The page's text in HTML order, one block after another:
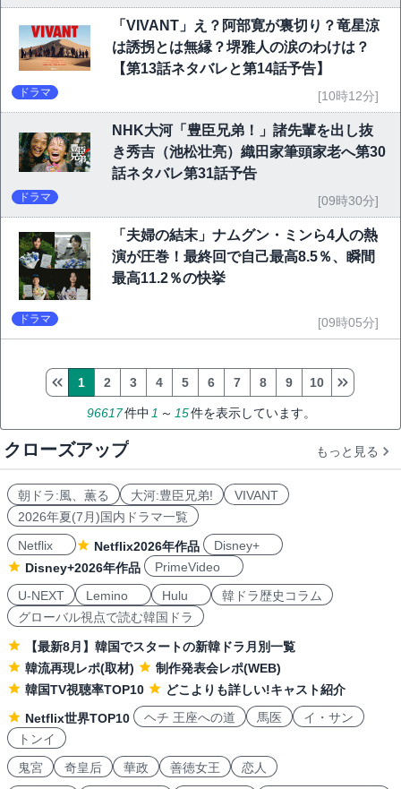
「VIVANT」え？阿部寛が裏切り？竜星涼
は誘拐とは無縁？堺雅人の涙のわけは？
【第13話ネタバレと第14話予告】
ドラマ [10時12分]
NHK大河「豊臣兄弟！」諸先輩を出し抜
き秀吉（池松壮亮）織田家筆頭家老へ第30
話ネタバレ第31話予告
ドラマ [09時30分]
「夫婦の結末」ナムグン・ミンら4人の熱
演が圧巻！最終回で自己最高8.5％、瞬間
最高11.2％の快挙
ドラマ [09時05分]
96617件中1 ～ 15件を表示しています。
1 2 3 4 5 6 7 8 9 10
クローズアップ もっと見る
朝ドラ:風、薫る 大河:豊臣兄弟!
VIVANT
2026年夏(7月)国内ドラマ一覧
Netflix
Netflix2026年作品
Disney+
Disney+2026年作品
PrimeVideo
U-NEXT
Lemino Hulu
韓ドラ歴史コラム
グローバル視点で読む韓国ドラ
【最新8月】韓国でスタートの新韓ドラ月別一覧
韓流再現レポ(取材)
制作発表会レポ(WEB)
韓国TV視聴率TOP10
どこよりも詳しい!キャスト紹介
Netflix世界TOP10
ヘチ 王座への道 馬医
イ・サン
トンイ
鬼宮
奇皇后 華政 善徳女王 恋人